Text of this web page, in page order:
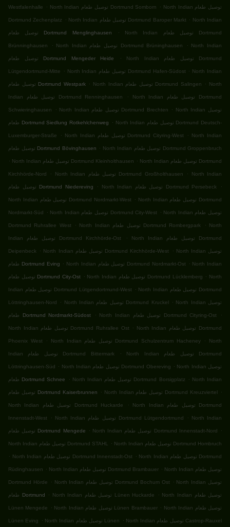
Westfalenhalle . North Indian توصيل طعام Dortmund Somborn . North Indian توصيل طعام
Dortmund Zechenplatz . North Indian توصيل طعام Dortmund Baroper Markt . North Indian
توصيل طعام Dortmund Menglinghausen . North Indian توصيل طعام Dortmund
Brünninghausen . North Indian توصيل طعام Dortmund Brüninghausen . North Indian
توصيل طعام Dortmund Mengeder Heide . North Indian توصيل طعام Dortmund
Lütgendortmund-Mitte . North Indian توصيل طعام Dortmund Hafen-Südost . North Indian
توصيل طعام Dortmund Westpark . North Indian توصيل طعام Dortmund Salingen . North
Indian توصيل طعام Dortmund Renninghausen . North Indian توصيل طعام Dortmund
Schwieringhausen . North Indian توصيل طعام Dortmund Brechten . North Indian توصيل
طعام Dortmund Siedlung Rotkehlchenweg . North Indian توصيل طعام Dortmund Deutsch-
Luxemburger-Straße . North Indian توصيل طعام Dortmund Cityring-West . North Indian
توصيل طعام Dortmund Bövinghausen .
North Indian توصيل طعام Dortmund Groppenbruch
.
North Indian توصيل طعام Dortmund Kleinholthausen . North Indian توصيل طعام Dortmund
Kirchhörde-Nord . North Indian توصيل طعام Dortmund Großholthausen . North Indian
توصيل طعام Dortmund Niedereving . North Indian توصيل طعام Dortmund Persebeck .
North Indian توصيل طعام Dortmund Nordmarkt-West . North Indian توصيل طعام Dortmund
Nordmarkt-Süd . North Indian توصيل طعام Dortmund City-West . North Indian توصيل طعام
Dortmund Ruhrallee West . North Indian توصيل طعام Dortmund Rombergpark . North
Indian توصيل طعام Dortmund Kirchhörde-Ost . North Indian توصيل طعام Dortmund
Deipenbeck . North Indian توصيل طعام Dortmund Kirchhörde-West . North Indian توصيل
طعام Dortmund Eving . North Indian توصيل طعام Dortmund Nordmarkt-Ost . North Indian
توصيل طعام Dortmund City-Ost . North Indian توصيل طعام Dortmund Lücklemberg . North
Indian توصيل طعام Dortmund Lütgendortmund-West . North Indian توصيل طعام Dortmund
Löttringhausen-Nord . North Indian توصيل طعام Dortmund Kruckel . North Indian توصيل
طعام Dortmund Nordmarkt-Südost . North Indian توصيل طعام Dortmund Cityring-Ost .
North Indian توصيل طعام Dortmund Ruhrallee Ost . North Indian توصيل طعام Dortmund
Phoenix West . North Indian توصيل طعام Dortmund Schulzentrum Hacheney . North
Indian توصيل طعام Dortmund Bittermark . North Indian توصيل طعام Dortmund
Löttringhausen-Süd . North Indian توصيل طعام Dortmund Obereving . North Indian توصيل
طعام Dortmund Schnee . North Indian توصيل طعام Dortmund Borsigplatz . North Indian
توصيل طعام Dortmund Kaiserbrunnen . North Indian توصيل طعام Dortmund Kreuzviertel .
North Indian توصيل طعام Dortmund Huckarde . North Indian توصيل طعام Dortmund
Innenstadt-West . North Indian توصيل طعام Dortmund Lütgendortmund . North Indian
توصيل طعام Dortmund Mengede . North Indian توصيل طعام Dortmund Innenstadt-Nord .
North Indian توصيل طعام Dortmund STAHL .
North Indian توصيل طعام Dortmund Hombruch
.
North Indian توصيل طعام Dortmund Innenstadt-Ost . North Indian توصيل طعام Dortmund
Rüdinghausen . North Indian توصيل طعام Dortmund Brambauer . North Indian توصيل طعام
Dortmund Hörde . North Indian توصيل طعام Dortmund Bochum Ost . North Indian توصيل
طعام Dortmund . North Indian توصيل طعام Lünen Huckarde . North Indian توصيل طعام
Lünen Mengede . North Indian توصيل طعام Lünen Brambauer . North Indian توصيل طعام
Lünen Eving . North Indian توصيل طعام Lünen . North Indian توصيل طعام Castrop-Rauxel